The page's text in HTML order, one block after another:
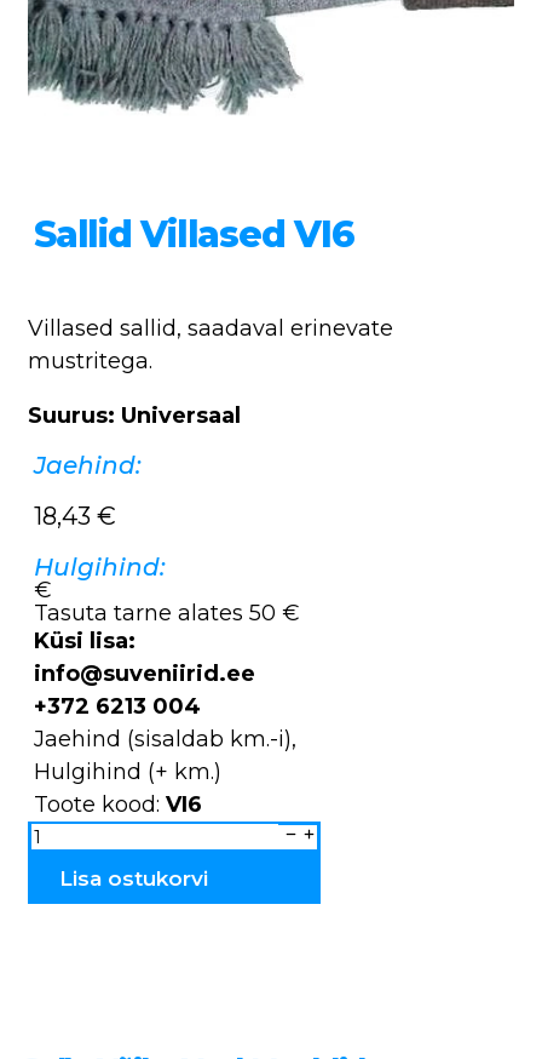
Sallid Villased VI6
Villased sallid, saadaval erinevate
mustritega.
Suurus: Universaal
Jaehind:
18,43 €
Hulgihind:
€
Tasuta tarne alates 50 €
Küsi lisa:
info@suveniirid.ee
+372 6213 004
Jaehind (sisaldab km.-i),
Hulgihind (+ km.)
Toote kood: VI6
Sallid
villased
VI6
Lisa ostukorvi